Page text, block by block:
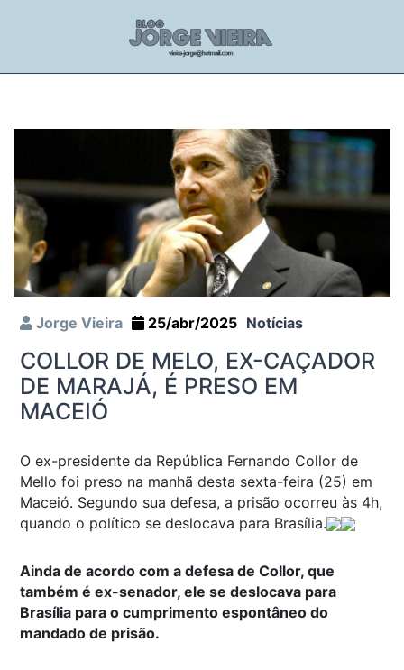
Jorge Vieira 25/abr/2025 Notícias
COLLOR DE MELO, EX-CAÇADOR
DE MARAJÁ, É PRESO EM
MACEIÓ
O ex-presidente da República Fernando Collor de
Mello foi preso na manhã desta sexta-feira (25) em
Maceió. Segundo sua defesa, a prisão ocorreu às 4h,
quando o político se deslocava para Brasília.
Ainda de acordo com a defesa de Collor, que
também é ex-senador, ele se deslocava para
Brasília para o cumprimento espontâneo do
mandado de prisão.